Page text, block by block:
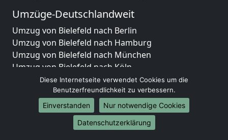
Umzüge-Deutschlandweit
Umzug von Bielefeld nach Berlin
Umzug von Bielefeld nach Hamburg
Umzug von Bielefeld nach München
Umzug von Bielefeld nach Köln
Umzug von Bielefeld nach Frankfurt am Main
Umzug von Bielefeld nach Stuttgart
Umzug von Bielefeld nach Düsseldorf
Umzug von Bielefeld nach Leipzig
Umzug von Bielefeld nach Dortmund
Diese Internetseite verwendet Cookies um die
Benutzerfreundlichkeit zu verbessern.
Einverstanden
Nur notwendige Cookies
Datenschutzerklärung